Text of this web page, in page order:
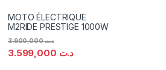
MOTO ÉLECTRIQUE
M2RIDE PRESTIGE 1000W
د.ت
د.ت3.900,000